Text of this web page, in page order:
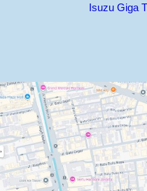
Isuzu Giga